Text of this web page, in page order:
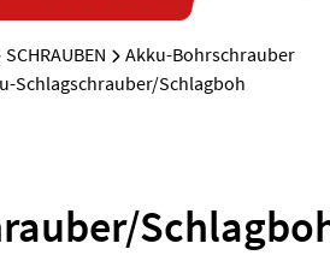
SCHRAUBEN
Akku-Bohrschrauber
Schlagschrauber/Schlagboh